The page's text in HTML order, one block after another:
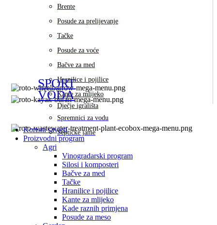
Brente
Posude za prelijevanje
Tačke
Posude za voće
Bačve za med
Hranilice i pojilice
Kante za mlijeko
SPORT
Dječje igrališta
VODA
Spremnici za vodu
Septičke jame
Korisni savjeti
Proizvodni program
Agri
Vinogradarski program
Silosi i komposteri
Bačve za med
Tačke
Hranilice i pojilice
Kante za mlijeko
Kade raznih primjena
Posude za meso